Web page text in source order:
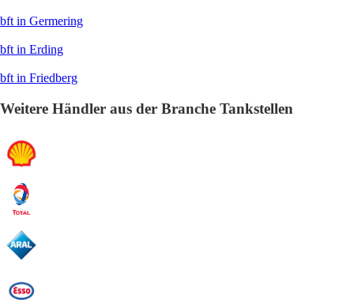
bft in Germering
bft in Erding
bft in Friedberg
Weitere Händler aus der Branche Tankstellen